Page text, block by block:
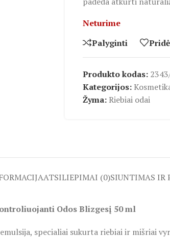
Neturime
Palyginti
Produkto kodas:
Kategorijos:
Žyma: Riebiai odai
ATSILIEPIMAI (0)SIUNTIMAS IR
Odos Blizgesį 50 ml
specialiai sukurta riebiai ir mišriai